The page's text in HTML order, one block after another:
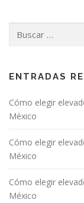
ENTRADAS
Cómo elegir
México
Cómo elegir
México
Cómo elegir
México